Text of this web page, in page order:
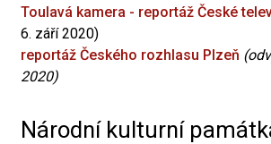
Toulavá kamera - reportáž České
6. září 2020)
reportáž Českého rozhlasu Plzeň
2020)
Národní kulturní